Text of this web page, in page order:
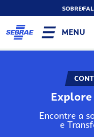
SOBRE
MENU
Explore
Encontre a
e